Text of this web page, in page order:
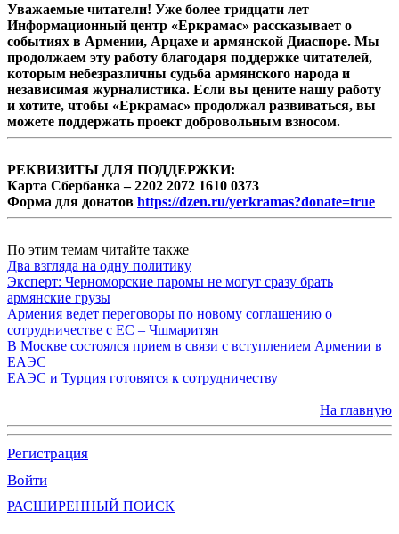
Уважаемые читатели! Уже более тридцати лет
Информационный центр «Еркрамас» рассказывает о
событиях в Армении, Арцахе и армянской Диаспоре. Мы
продолжаем эту работу благодаря поддержке читателей,
которым небезразличны судьба армянского народа и
независимая журналистика. Если вы цените нашу работу
и хотите, чтобы «Еркрамас» продолжал развиваться, вы
можете поддержать проект добровольным взносом.
РЕКВИЗИТЫ ДЛЯ ПОДДЕРЖКИ:
Карта Сбербанка – 2202 2072 1610 0373
Форма для донатов https://dzen.ru/yerkramas?donate=true
По этим темам читайте также
Два взгляда на одну политику
Эксперт: Черноморские паромы не могут сразу брать
армянские грузы
Армения ведет переговоры по новому соглашению о
сотрудничестве с ЕС – Чшмаритян
В Москве состоялся прием в связи с вступлением Армении в
ЕАЭС
ЕАЭС и Турция готовятся к сотрудничеству
На главную
Регистрация
Войти
РАСШИРЕННЫЙ ПОИСК